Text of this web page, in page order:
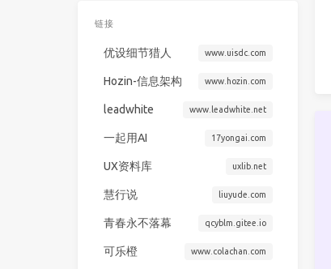
链接
优设细节猎人 www.uisdc.com
Hozin-信息架构 www.hozin.com
leadwhite www.leadwhite.net
一起用AI 17yongai.com
UX资料库 uxlib.net
慧行说 liuyude.com
青春永不落幕 qcyblm.gitee.io
可乐橙 www.colachan.com